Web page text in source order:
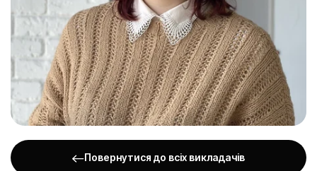
Повернутися до всіх викладачів